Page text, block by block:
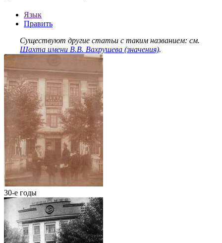
Язык
Править
Существуют другие статьи с таким названием: см.
Шахта имени В.В. Вахрушева (значения).
30-е годы